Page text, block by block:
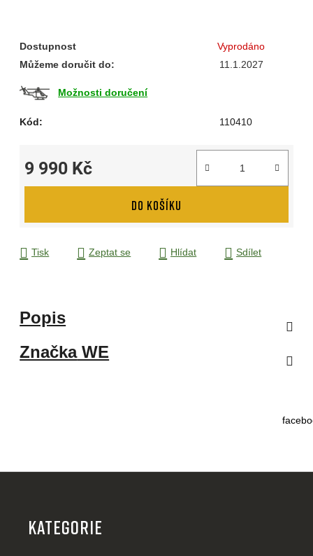
Dostupnost
Vyprodáno
Můžeme doručit do:
11.1.2027
Možnosti doručení
Kód: 110410
9 990 Kč
Měrná cena:
DO KOŠÍKU
Tisk Zeptat se Hlídat Sdílet
Popis
ZnačkaWE
KATEGORIE